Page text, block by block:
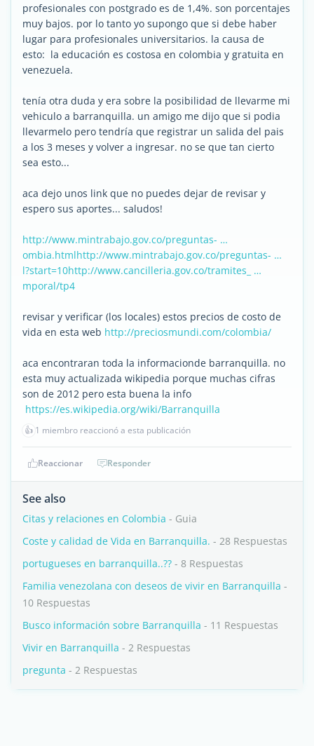
profesionales con postgrado es de 1,4%. son porcentajes
muy bajos. por lo tanto yo supongo que si debe haber
lugar para profesionales universitarios. la causa de
esto: la educación es costosa en colombia y gratuita en
venezuela.
tenía otra duda y era sobre la posibilidad de llevarme mi
vehiculo a barranquilla. un amigo me dijo que si podia
llevarmelo pero tendría que registrar un salida del pais
a los 3 meses y volver a ingresar. no se que tan cierto
sea esto...
aca dejo unos link que no puedes dejar de revisar y
espero sus aportes... saludos!
http://www.mintrabajo.gov.co/preguntas- …
ombia.htmlhttp://www.mintrabajo.gov.co/preguntas- …
l?start=10http://www.cancilleria.gov.co/tramites_ …
mporal/tp4
revisar y verificar (los locales) estos precios de costo de
vida en esta web http://preciosmundi.com/colombia/
aca encontraran toda la informacionde barranquilla. no
esta muy actualizada wikipedia porque muchas cifras
son de 2012 pero esta buena la info
https://es.wikipedia.org/wiki/Barranquilla
👍 1 miembro reaccionó a esta publicación
Reaccionar Responder
See also
Citas y relaciones en Colombia - Guia
Coste y calidad de Vida en Barranquilla. - 28 Respuestas
portugueses en barranquilla..?? - 8 Respuestas
Familia venezolana con deseos de vivir en Barranquilla -
10 Respuestas
Busco información sobre Barranquilla - 11 Respuestas
Vivir en Barranquilla - 2 Respuestas
pregunta - 2 Respuestas